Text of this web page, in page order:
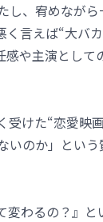
し、宥めなが
言えば“大バ
や主演として
けた“恋愛映
いのか」とい
変わるの？』